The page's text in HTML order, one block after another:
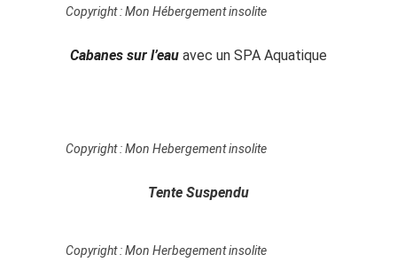
Copyright : Mon Hébergement insolite
Cabanes sur l’eau avec un SPA Aquatique
Copyright : Mon Hebergement insolite
Tente Suspendu
Copyright : Mon Herbegement insolite